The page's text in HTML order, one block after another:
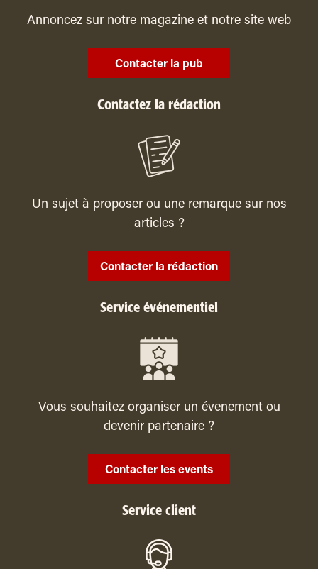
Annoncez sur notre magazine et notre site web
Contacter la pub
Contactez la rédaction
Un sujet à proposer ou une remarque sur nos
articles ?
Contacter la rédaction
Service événementiel
Vous souhaitez organiser un évenement ou
devenir partenaire ?
Contacter les events
Service client